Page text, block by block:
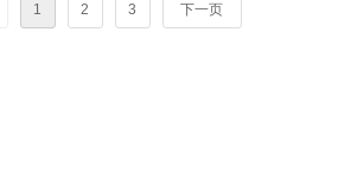
1 2 3 下一页